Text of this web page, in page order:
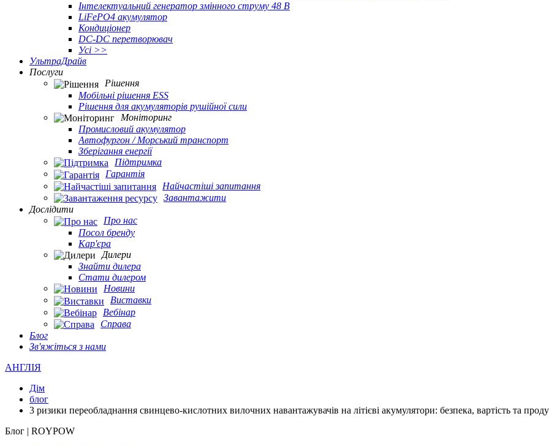
Інтелектуальний генератор змінного струму 48 В
LiFePO4 акумулятор
Кондиціонер
DC-DC перетворювач
Усі >>
УльтраДрайв
Послуги
Рішення
Мобільні рішення ESS
Рішення для акумуляторів рушійної сили
Моніторинг
Промисловий акумулятор
Автофургон / Морський транспорт
Зберігання енергії
Підтримка
Гарантія
Найчастіші запитання
Завантажити
Дослідити
Про нас
Посол бренду
Кар'єра
Дилери
Знайти дилера
Стати дилером
Новини
Виставки
Вебінар
Справа
Блог
Зв'яжіться з нами
АНГЛІЯ
Дім
блог
3 ризики переобладнання свинцево-кислотних вилочних навантажувачів на літієві акумулятори: безпека, вартість та
Блог | ROYPOW